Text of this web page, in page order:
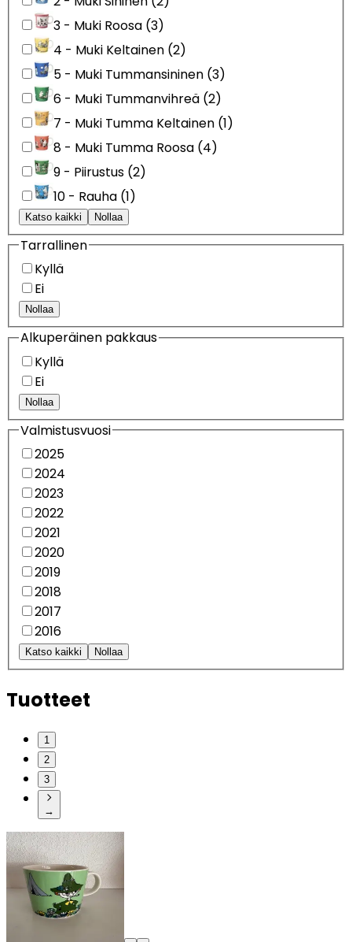
3 - Muki Roosa (3)
4 - Muki Keltainen (2)
5 - Muki Tummansininen (3)
6 - Muki Tummanvihreä (2)
7 - Muki Tumma Keltainen (1)
8 - Muki Tumma Roosa (4)
9 - Piirustus (2)
10 - Rauha (1)
Katso kaikki Nollaa
Tarrallinen
Kyllä
Ei
Nollaa
Alkuperäinen pakkaus
Kyllä
Ei
Nollaa
Valmistusvuosi
2025
2024
2023
2022
2021
2020
2019
2018
2017
2016
Katso kaikki Nollaa
Tuotteet
1
2
3
→